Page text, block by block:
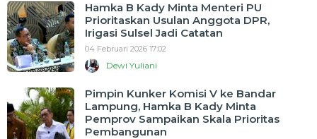
Hamka B Kady Minta Menteri PU
Prioritaskan Usulan Anggota DPR,
Irigasi Sulsel Jadi Catatan
04 Februari 2026 17:02
Dewi Yuliani
Pimpin Kunker Komisi V ke Bandar
Lampung, Hamka B Kady Minta
Pemprov Sampaikan Skala Prioritas
Pembangunan